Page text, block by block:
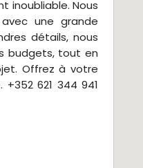
inoubliable. Nous
une grande
détails, nous
budgets, tout en
Offrez à votre
621 344 941